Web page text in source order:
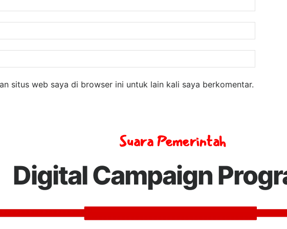
situs web saya di browser ini untuk lain kali saya berkomentar.
Suara Pemerintah
Digital Campaign